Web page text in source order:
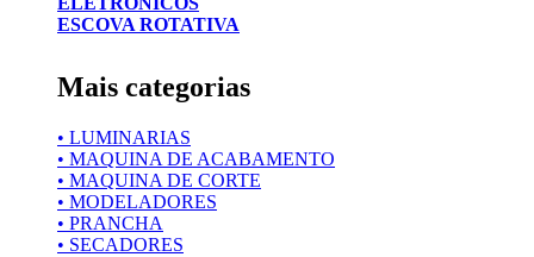
ESCOVA ROTATIVA
Mais categorias
• LUMINARIAS
• MAQUINA DE ACABAMENTO
• MAQUINA DE CORTE
• MODELADORES
• PRANCHA
• SECADORES